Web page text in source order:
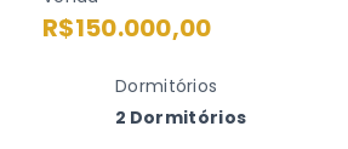
R$150.000,00
Dormitórios
2 Dormitórios